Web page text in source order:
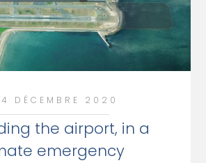
DÉCEMBRE 2020
the airport, in a
emergency